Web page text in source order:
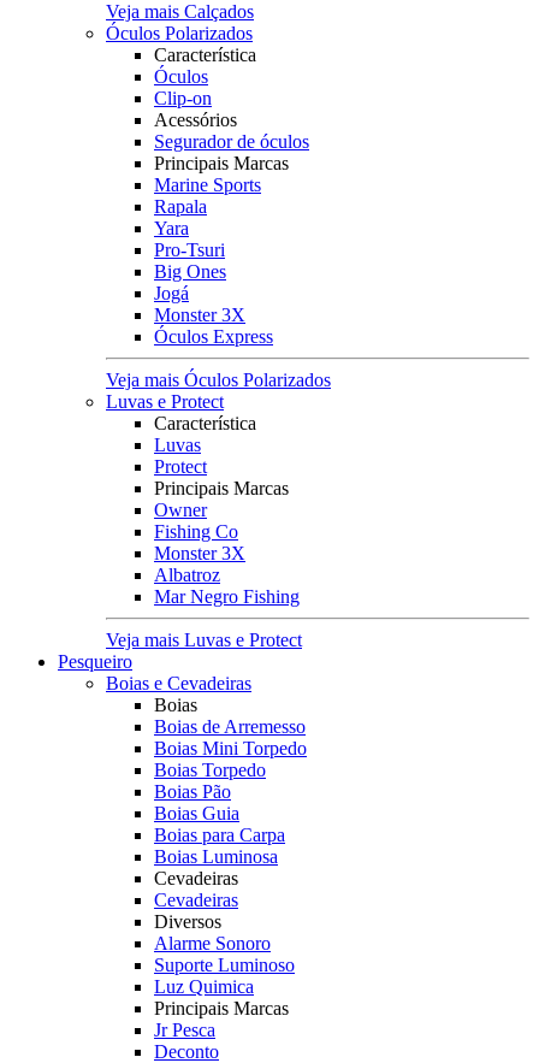
Veja mais Calçados
Óculos Polarizados
Característica
Óculos
Clip-on
Acessórios
Segurador de óculos
Principais Marcas
Marine Sports
Rapala
Yara
Pro-Tsuri
Big Ones
Jogá
Monster 3X
Óculos Express
Veja mais Óculos Polarizados
Luvas e Protect
Característica
Luvas
Protect
Principais Marcas
Owner
Fishing Co
Monster 3X
Albatroz
Mar Negro Fishing
Veja mais Luvas e Protect
Pesqueiro
Boias e Cevadeiras
Boias
Boias de Arremesso
Boias Mini Torpedo
Boias Torpedo
Boias Pão
Boias Guia
Boias para Carpa
Boias Luminosa
Cevadeiras
Cevadeiras
Diversos
Alarme Sonoro
Suporte Luminoso
Luz Quimica
Principais Marcas
Jr Pesca
Deconto